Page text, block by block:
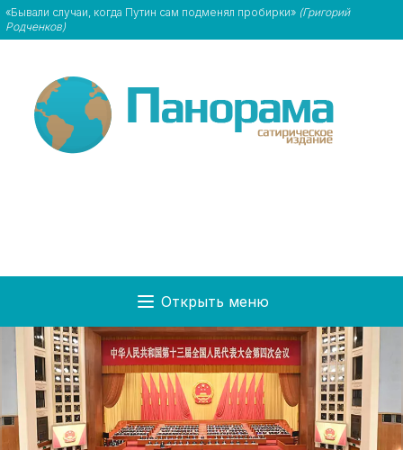
«Бывали случаи, когда Путин сам подменял пробирки» (Григорий
Родченков)
Открыть меню